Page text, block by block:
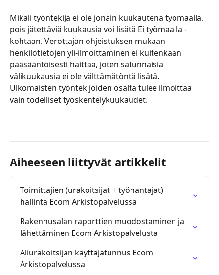
Mikäli työntekijä ei ole jonain kuukautena työmaalla,
pois jätettäviä kuukausia voi lisätä Ei työmaalla -
kohtaan. Verottajan ohjeistuksen mukaan
henkilötietojen yli-ilmoittaminen ei kuitenkaan
pääsääntöisesti haittaa, joten satunnaisia
välikuukausia ei ole välttämätöntä lisätä.
Ulkomaisten työntekijöiden osalta tulee ilmoittaa
vain todelliset työskentelykuukaudet.
Aiheeseen liittyvät artikkelit
Toimittajien (urakoitsijat + työnantajat)
hallinta Ecom Arkistopalvelussa
Rakennusalan raporttien muodostaminen ja
lähettäminen Ecom Arkistopalvelusta
Aliurakoitsijan käyttäjätunnus Ecom
Arkistopalvelussa